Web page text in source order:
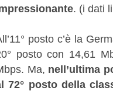
. (i dati
posto c’è la
posto con 14,61
Ma, nell’ultima
72° posto della